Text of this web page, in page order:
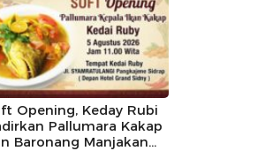
Opening, Keday Rubi
Pallumara Kakap
Baronang Manjakan